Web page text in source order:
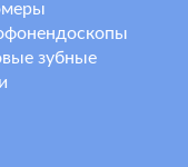
зубные